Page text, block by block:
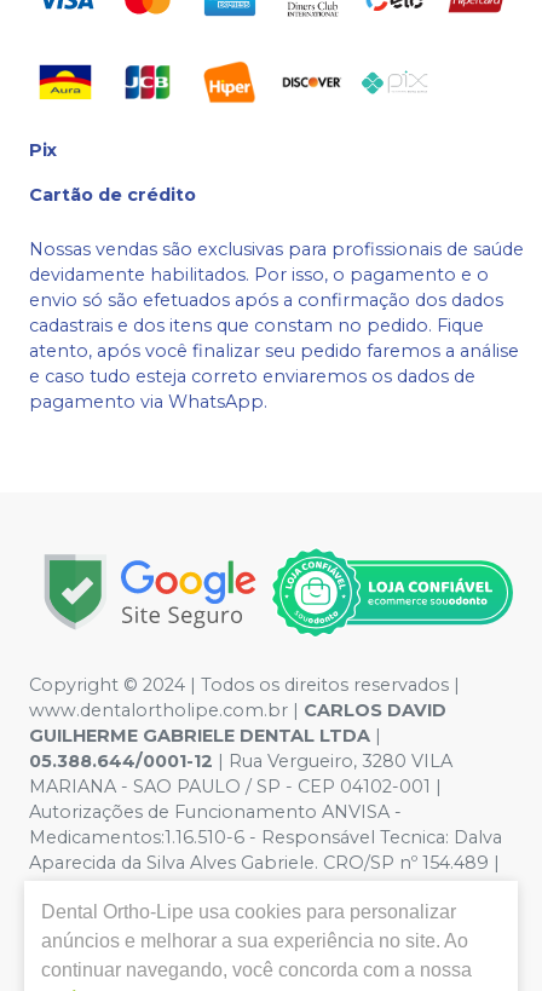
Pix
Cartão de crédito
Nossas vendas são exclusivas para profissionais de saúde
devidamente habilitados. Por isso, o pagamento e o
envio só são efetuados após a confirmação dos dados
cadastrais e dos itens que constam no pedido. Fique
atento, após você finalizar seu pedido faremos a análise
e caso tudo esteja correto enviaremos os dados de
pagamento via WhatsApp.
Copyright © 2024 | Todos os direitos reservados |
www.dentalortholipe.com.br | CARLOS DAVID
GUILHERME GABRIELE DENTAL LTDA |
05.388.644/0001-12 | Rua Vergueiro, 3280 VILA
MARIANA - SAO PAULO / SP - CEP 04102-001 |
Autorizações de Funcionamento ANVISA -
Medicamentos:1.16.510-6 - Responsável Tecnica: Dalva
Aparecida da Silva Alves Gabriele. CRO/SP nº 154.489 |
ilustrativas - Os preços e condições da loja virtual estão
sujeitos a alterações. Em caso de divergência de preços
no site, o valor válido é o do Carrinho de Compra. Não
Dental Ortho-Lipe usa cookies para personalizar
anúncios e melhorar a sua experiência no site. Ao
continuar navegando, você concorda com a nossa